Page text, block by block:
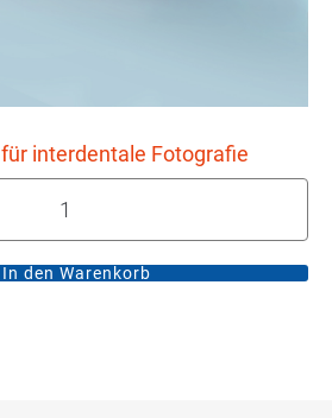
interdentale Fotografie
In den Warenkorb